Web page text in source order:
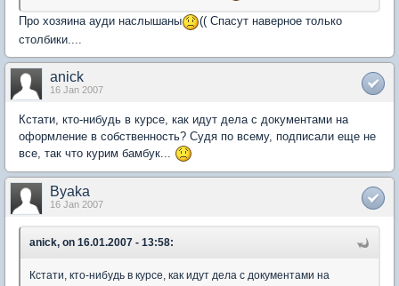
Про хозяина ауди наслышаны
(( Спасут наверное только
столбики....
anick
16 Jan 2007
Кстати, кто-нибудь в курсе, как идут дела с документами на
оформление в собственность? Судя по всему, подписали еще не
все, так что курим бамбук...
Byaka
16 Jan 2007
anick, on 16.01.2007 - 13:58:
Кстати, кто-нибудь в курсе, как идут дела с документами на